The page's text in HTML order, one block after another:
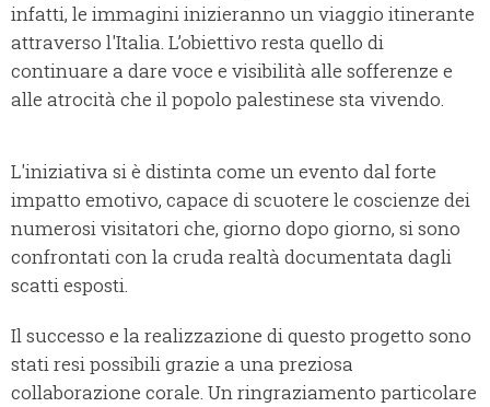
infatti, le immagini inizieranno un viaggio itinerante
attraverso l'Italia. L’obiettivo resta quello di
continuare a dare voce e visibilità alle sofferenze e
alle atrocità che il popolo palestinese sta vivendo.
L'iniziativa si è distinta come un evento dal forte
impatto emotivo, capace di scuotere le coscienze dei
numerosi visitatori che, giorno dopo giorno, si sono
confrontati con la cruda realtà documentata dagli
scatti esposti.
Il successo e la realizzazione di questo progetto sono
stati resi possibili grazie a una preziosa
collaborazione corale. Un ringraziamento particolare